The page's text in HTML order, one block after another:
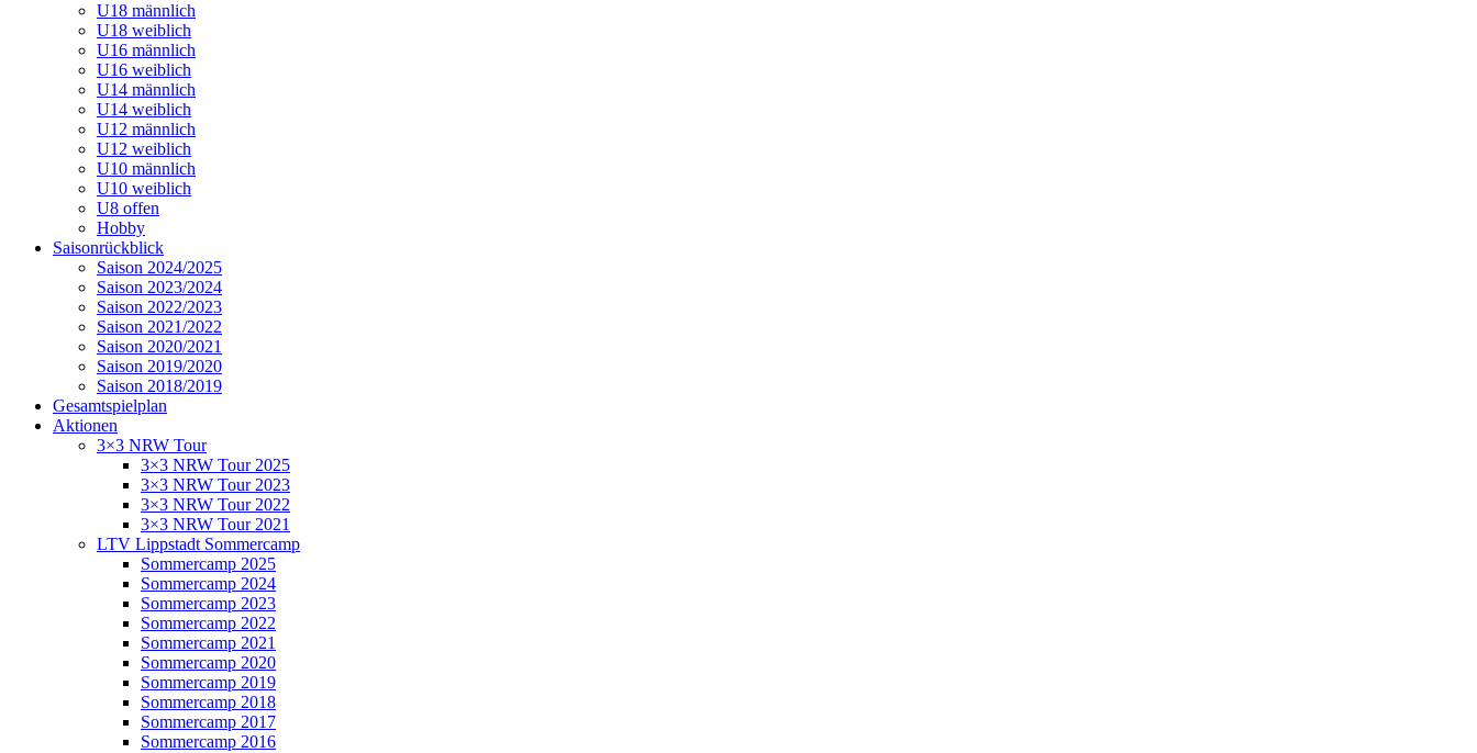
U18 männlich
U18 weiblich
U16 männlich
U16 weiblich
U14 männlich
U14 weiblich
U12 männlich
U12 weiblich
U10 männlich
U10 weiblich
U8 offen
Hobby
Saisonrückblick
Saison 2024/2025
Saison 2023/2024
Saison 2022/2023
Saison 2021/2022
Saison 2020/2021
Saison 2019/2020
Saison 2018/2019
Gesamtspielplan
Aktionen
3×3 NRW Tour
3×3 NRW Tour 2025
3×3 NRW Tour 2023
3×3 NRW Tour 2022
3×3 NRW Tour 2021
LTV Lippstadt Sommercamp
Sommercamp 2025
Sommercamp 2024
Sommercamp 2023
Sommercamp 2022
Sommercamp 2021
Sommercamp 2020
Sommercamp 2019
Sommercamp 2018
Sommercamp 2017
Sommercamp 2016